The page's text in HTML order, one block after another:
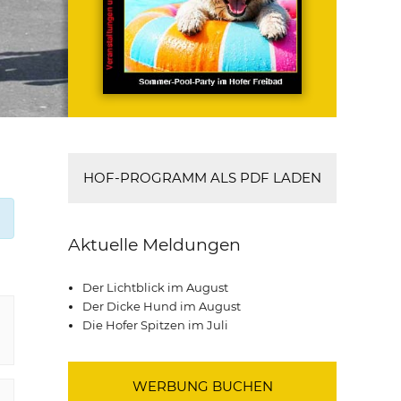
HOF-PROGRAMM ALS PDF LADEN
Aktuelle Meldungen
Der Lichtblick im August
Der Dicke Hund im August
Die Hofer Spitzen im Juli
WERBUNG BUCHEN